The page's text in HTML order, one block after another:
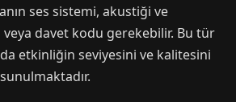
ses sistemi, akustiği ve
veya davet kodu gerekebilir. Bu tür
etkinliğin seviyesini ve kalitesini